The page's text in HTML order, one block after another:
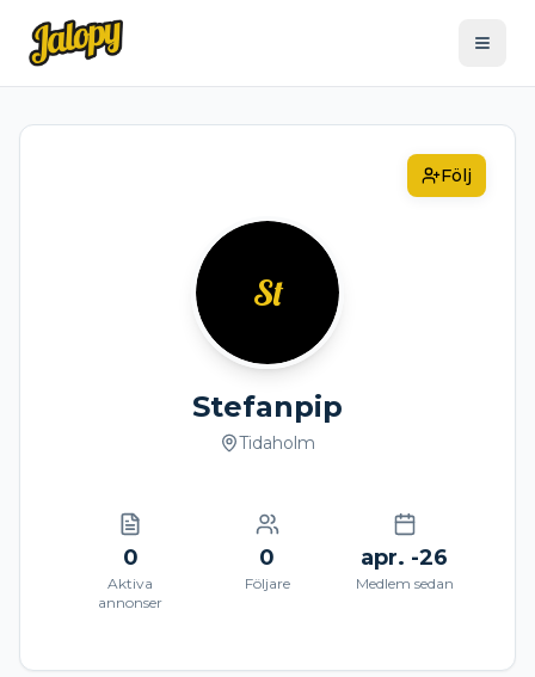
Följ
St
Stefanpip
Tidaholm
0
Aktiva
annonser
0
Följare
apr. -26
Medlem sedan